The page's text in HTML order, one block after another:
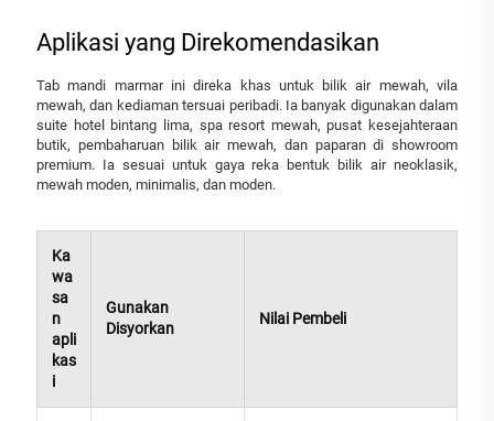
Aplikasi yang Direkomendasikan
Tab mandi marmar ini direka khas untuk bilik air mewah, vila
mewah, dan kediaman tersuai peribadi. Ia banyak digunakan dalam
suite hotel bintang lima, spa resort mewah, pusat kesejahteraan
butik, pembaharuan bilik air mewah, dan paparan di showroom
premium. Ia sesuai untuk gaya reka bentuk bilik air neoklasik,
mewah moden, minimalis, dan moden.
Ka
wa
sa
n
apli
kas
i
Gunakan
Disyorkan
Nilai Pembeli